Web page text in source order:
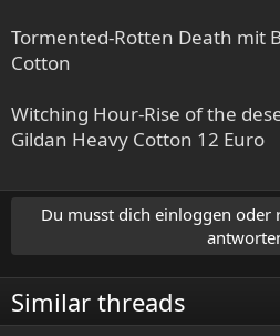
Tormented-Rotten Death mit
Cotton
Witching Hour-Rise of the
Gildan Heavy Cotton 12 Euro
Du musst dich einloggen oder
Similar threads